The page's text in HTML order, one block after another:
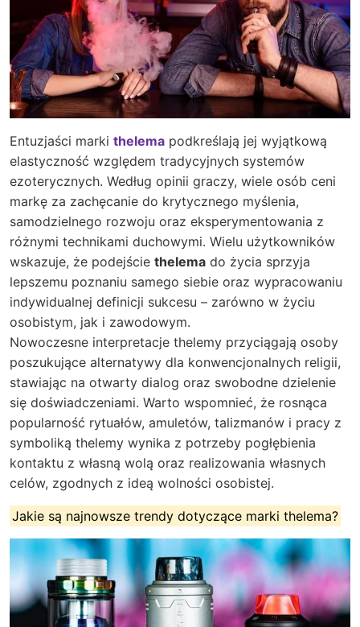
Entuzjaści marki thelema podkreślają jej wyjątkową
elastyczność względem tradycyjnych systemów
ezoterycznych. Według opinii graczy, wiele osób ceni
markę za zachęcanie do krytycznego myślenia,
samodzielnego rozwoju oraz eksperymentowania z
różnymi technikami duchowymi. Wielu użytkowników
wskazuje, że podejście thelema do życia sprzyja
lepszemu poznaniu samego siebie oraz wypracowaniu
indywidualnej definicji sukcesu – zarówno w życiu
osobistym, jak i zawodowym.
Nowoczesne interpretacje thelemy przyciągają osoby
poszukujące alternatywy dla konwencjonalnych religii,
stawiając na otwarty dialog oraz swobodne dzielenie
się doświadczeniami. Warto wspomnieć, że rosnąca
popularność rytuałów, amuletów, talizmanów i pracy z
symboliką thelemy wynika z potrzeby pogłębienia
kontaktu z własną wolą oraz realizowania własnych
celów, zgodnych z ideą wolności osobistej.
Jakie są najnowsze trendy dotyczące marki thelema?